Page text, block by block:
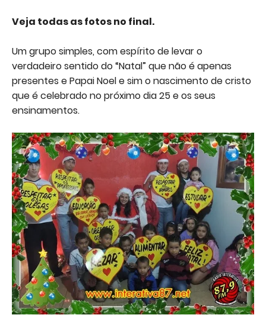
Veja todas as fotos no final.
Um grupo simples, com espírito de levar o
verdadeiro sentido do “Natal” que não é apenas
presentes e Papai Noel e sim o nascimento de cristo
que é celebrado no próximo dia 25 e os seus
ensinamentos.